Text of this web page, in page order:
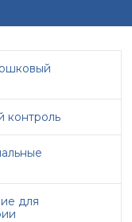
контроль
для